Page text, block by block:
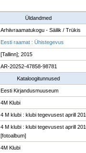
Üldandmed
Arhiivraamatukogu - Säilik / Trükis
Eesti raamat : Ühistegevus
[Tallinn]; 2015
AR-20252-47858-98781
Kataloogitunnused
Eesti Kirjandusmuuseum
4M Klubi
4 M klubi : klubi tegevusest aprill
4 M klubi : klubi tegevusest aprill
[fotoalbum]
4M Klubi